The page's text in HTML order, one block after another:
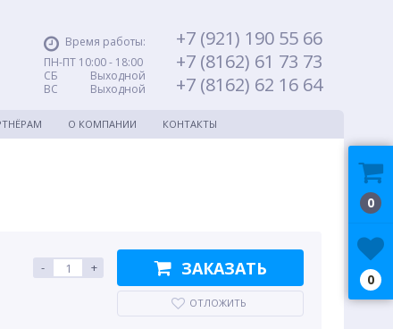
Время работы:
ПН-ПТ 10:00 - 18:00
СБ Выходной
ВС Выходной
+7 (921) 190 55 66
+7 (8162) 61 73 73
+7 (8162) 62 16 64
О КОМПАНИИ КОНТАКТЫ
- + ЗАКАЗАТЬ
ОТЛОЖИТЬ
0
0